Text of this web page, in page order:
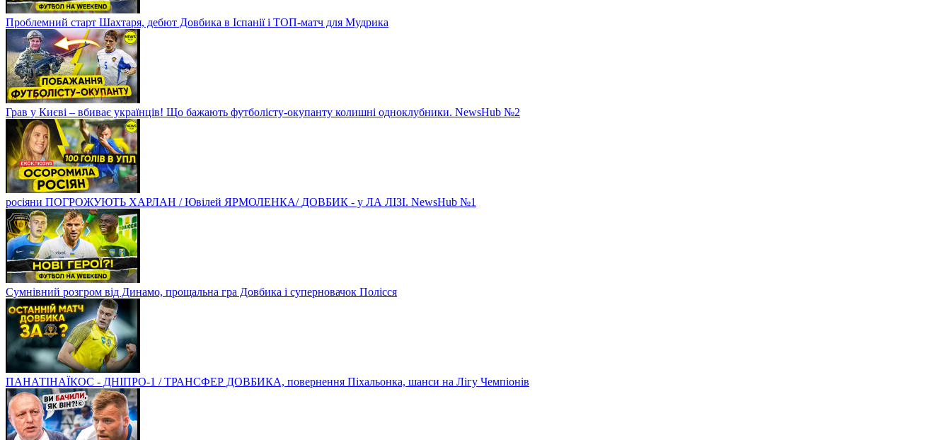
Проблемний старт Шахтаря, дебют Довбика в Іспанії і ТОП-матч для Мудрика
Грав у Києві – вбиває українців! Що бажають футболісту-окупанту колишні одноклубники. NewsHub №2
росіяни ПОГРОЖУЮТЬ ХАРЛАН / Ювілей ЯРМОЛЕНКА/ ДОВБИК - у ЛА ЛІЗІ. NewsHub №1
Сумнівний розгром від Динамо, прощальна гра Довбика і суперновачок Полісся
ПАНАТІНАЇКОС - ДНІПРО-1 / ТРАНСФЕР ДОВБИКА, повернення Піхальонка, шанси на Лігу Чемпіонів